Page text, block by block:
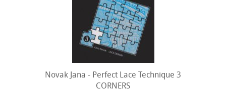
Novak Jana - Perfect Lace Technique 3
CORNERS